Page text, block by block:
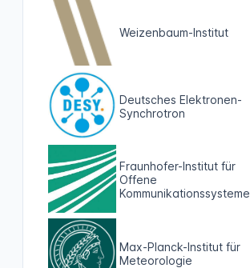
Weizenbaum-Institut
Deutsches Elektronen-
Synchrotron
Fraunhofer-Institut für
Offene
Kommunikationssysteme
Max-Planck-Institut für
Meteorologie